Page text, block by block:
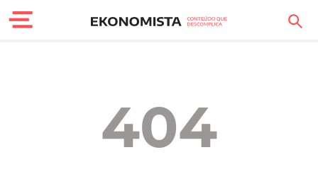
Carreira404